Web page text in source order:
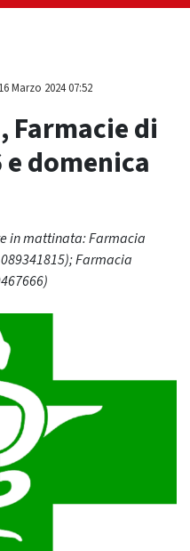
la ceramica ammessa
l’IGP"
16 Marzo 2024 07:52
Farmacie di
domenica
in mattinata: Farmacia
089341815); Farmacia